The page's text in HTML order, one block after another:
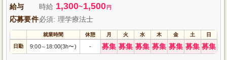
給与 時給 1,300~1,500 円
応募要件必須: 理学療法士
就業時間 休憩 月 火 水 木 金 土 日
日勤 9:00～ 18:00(3h〜) - 募集 募集 募集 募集 募集 募集 募集